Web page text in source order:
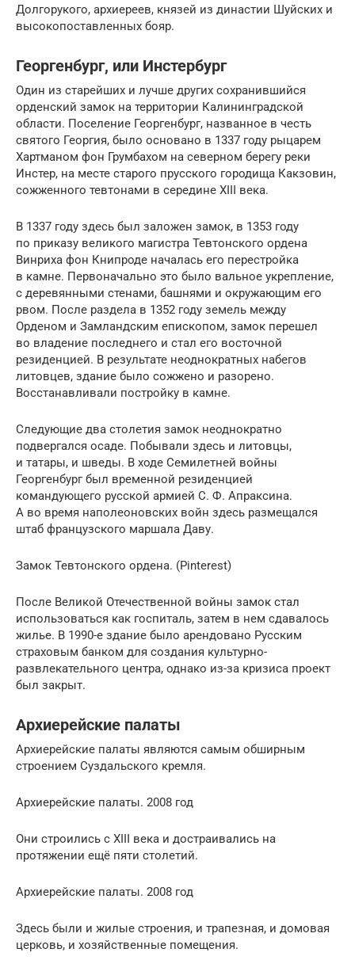
Долгорукого, архиереев, князей из династии Шуйских и
высокопоставленных бояр.
Георгенбург, или Инстербург
Один из старейших и лучше других сохранившийся
орденский замок на территории Калининградской
области. Поселение Георгенбург, названное в честь
святого Георгия, было основано в 1337 году рыцарем
Хартманом фон Грумбахом на северном берегу реки
Инстер, на месте старого прусского городища Какзовин,
сожженного тевтонами в середине XIII века.
В 1337 году здесь был заложен замок, в 1353 году
по приказу великого магистра Тевтонского ордена
Винриха фон Книпроде началась его перестройка
в камне. Первоначально это было вальное укрепление,
c деревянными стенами, башнями и окружающим его
рвом. После раздела в 1352 году земель между
Орденом и Замландским епископом, замок перешел
во владение последнего и стал его восточной
резиденцией. В результате неоднократных набегов
литовцев, здание было сожжено и разорено.
Восстанавливали постройку в камне.
Следующие два столетия замок неоднократно
подвергался осаде. Побывали здесь и литовцы,
и татары, и шведы. В ходе Семилетней войны
Георгенбург был временной резиденцией
командующего русской армией С. Ф. Апраксина.
А во время наполеоновских войн здесь размещался
штаб французского маршала Даву.
Замок Тевтонского ордена. (Pinterest)
После Великой Отечественной войны замок стал
использоваться как госпиталь, затем в нем сдавалось
жилье. В 1990-е здание было арендовано Русским
страховым банком для создания культурно-
развлекательного центра, однако из-за кризиса проект
был закрыт.
Архиерейские палаты
Архиерейские палаты являются самым обширным
строением Суздальского кремля.
Архиерейские палаты. 2008 год
Они строились с XIII века и достраивались на
протяжении ещё пяти столетий.
Архиерейские палаты. 2008 год
Здесь были и жилые строения, и трапезная, и домовая
церковь, и хозяйственные помещения.